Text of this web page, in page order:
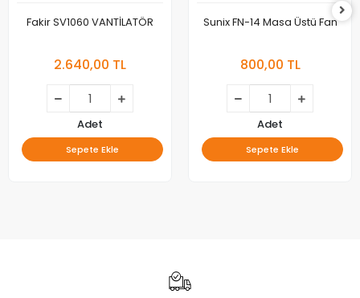
Fakir SV1060 VANTİLATÖR
2.640,00 TL
Adet
Sepete Ekle
Sunix FN-14 Masa Üstü Fan
800,00 TL
Adet
Sepete Ekle